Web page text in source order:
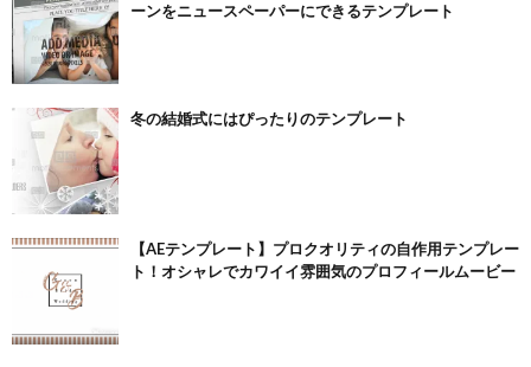
ーンをニュースペーパーにできるテンプレート
冬の結婚式にはぴったりのテンプレート
【AEテンプレート】プロクオリティの自作用テンプレー
ト！オシャレでカワイイ雰囲気のプロフィールムービー